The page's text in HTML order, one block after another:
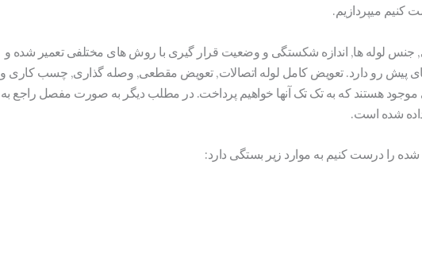
کنیم میپردازیم.
لوله ها, اندازه شکستگی و وضعیت قرار گیری با روش های مختلفی تعمیر شده و
پیش رو دارد. تعویض کامل لوله اتصالات, تعویض مقطعی, وصله گذاری, چسب کاری و
موجود هستند که به تک تک آنها خواهیم پرداخت. در مطلب دیگر به صورت مفصل راجع به
شده است.
را درست کنیم به موارد زیر بستگی دارد: